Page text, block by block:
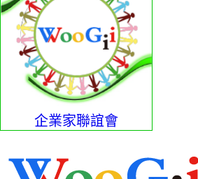
企業家聯誼會